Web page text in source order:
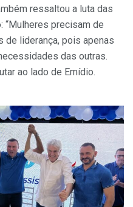
ressaltou a luta das
“Mulheres precisam de
de liderança, pois apenas
das outras.
ao lado de Emídio.